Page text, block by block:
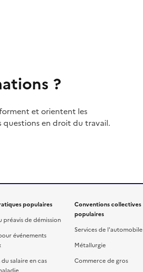
?
et orientent les
questions en droit du travail.
populaires
préavis de démission
événements
salaire en cas
Conventions collectives
populaires
Services de l'automobile
Métallurgie
Commerce de gros